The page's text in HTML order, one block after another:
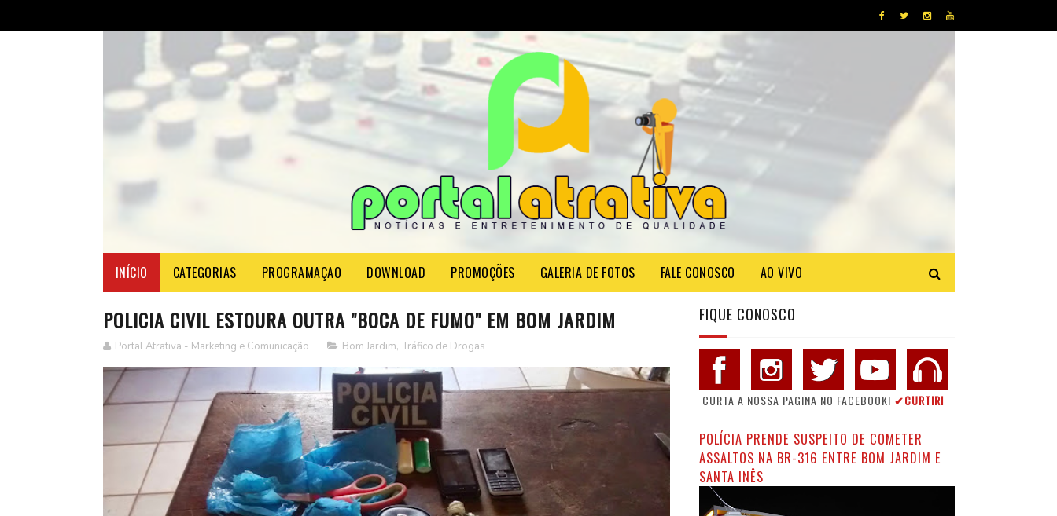
INÍCIO CATEGORIAS PROGRAMAÇAO DOWNLOAD PROMOÇÕES GALERIA DE FOTOS FALE CONOSCO AO VIVO
POLICIA CIVIL ESTOURA OUTRA "BOCA DE FUMO" EM BOM JARDIM
Portal Atrativa - Marketing e Comunicação Bom Jardim, Tráfico de Drogas
FIQUE CONOSCO
CURTA A NOSSA PAGINA NO FACEBOOK! ✔CURTIR!
POLÍCIA PRENDE SUSPEITO DE COMETER
ASSALTOS NA BR-316 ENTRE BOM JARDIM E
SANTA INÊS